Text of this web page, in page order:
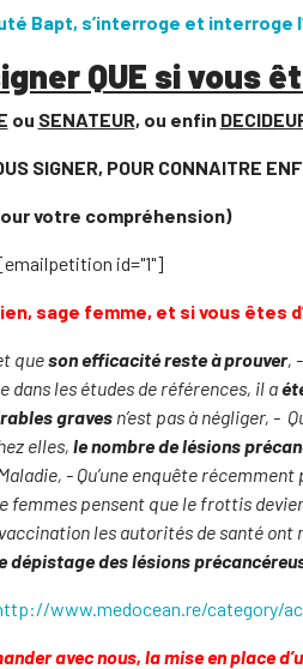
Bapt, s’interroge et interroge
QUE si vous
ou SENATEUR, ou enfin
SIGNER, POUR CONNAITRE
votre compréhension)
id="1"]
sage femme, et si vous êtes
queson efficacité reste à prouver,
dans les études de références, il a
graves n’est pas à négliger, -
elles, le nombre de lésions
- Qu’une enquête récemment
femmes pensent que le frottis
les autorités de santé
dépistage des lésions
www.medocean.re/category/
avec nous, la mise en place